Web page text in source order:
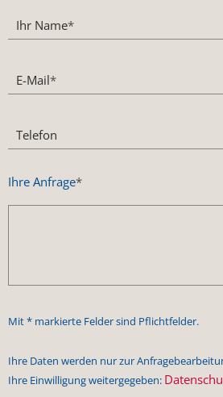
Ihr Name*
E-Mail*
Telefon
Ihre Anfrage*
Mit * markierte Felder sind Pflichtfelder.
Ihre Daten werden nur zur
Ihre Einwilligung weitergegeben: